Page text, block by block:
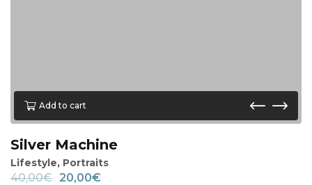
Add to cart
Silver Machine
Lifestyle, Portraits
40,00€ 20,00€